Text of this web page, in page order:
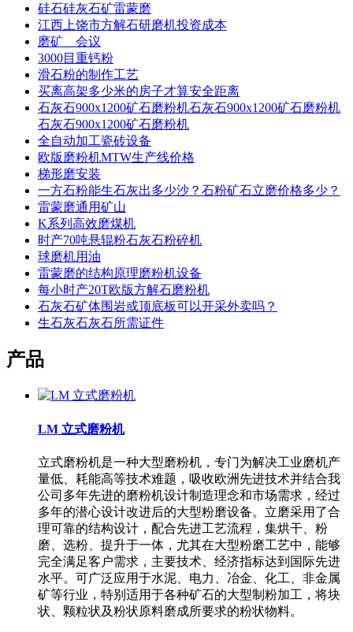
硅石硅灰石矿雷蒙磨
江西上饶市方解石研磨机投资成本
磨矿 会议
3000目重钙粉
滑石粉的制作工艺
买离高架多少米的房子才算安全距离
石灰石900x1200矿石磨粉机石灰石900x1200矿石磨粉机
石灰石900x1200矿石磨粉机
全自动加工瓷砖设备
欧版磨粉机MTW生产线价格
梯形磨安装
一方石粉能生石灰出多少沙？石粉矿石立磨价格多少？
雷蒙磨通用矿山
K系列高效磨煤机
时产70吨悬辊粉石灰石粉碎机
球磨机用油
雷蒙磨的结构原理磨粉机设备
每小时产20T欧版方解石磨粉机
石灰石矿体围岩或顶底板可以开采外卖吗？
生石灰石灰石所需证件
产品
LM 立式磨粉机
立式磨粉机是一种大型磨粉机，专门为解决工业磨机产
量低、耗能高等技术难题，吸收欧洲先进技术并结合我
公司多年先进的磨粉机设计制造理念和市场需求，经过
多年的潜心设计改进后的大型粉磨设备。立磨采用了合
理可靠的结构设计，配合先进工艺流程，集烘干、粉
磨、选粉、提升于一体，尤其在大型粉磨工艺中，能够
完全满足客户需求，主要技术、经济指标达到国际先进
水平。可广泛应用于水泥、电力、冶金、化工、非金属
矿等行业，特别适用于各种矿石的大型制粉加工，将块
状、颗粒状及粉状原料磨成所要求的粉状物料。